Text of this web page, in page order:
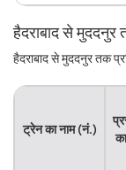
हैदराबाद से मुददनुर
हैदराबाद से मुददनुर तक
ट्रेन का नाम (नं.)